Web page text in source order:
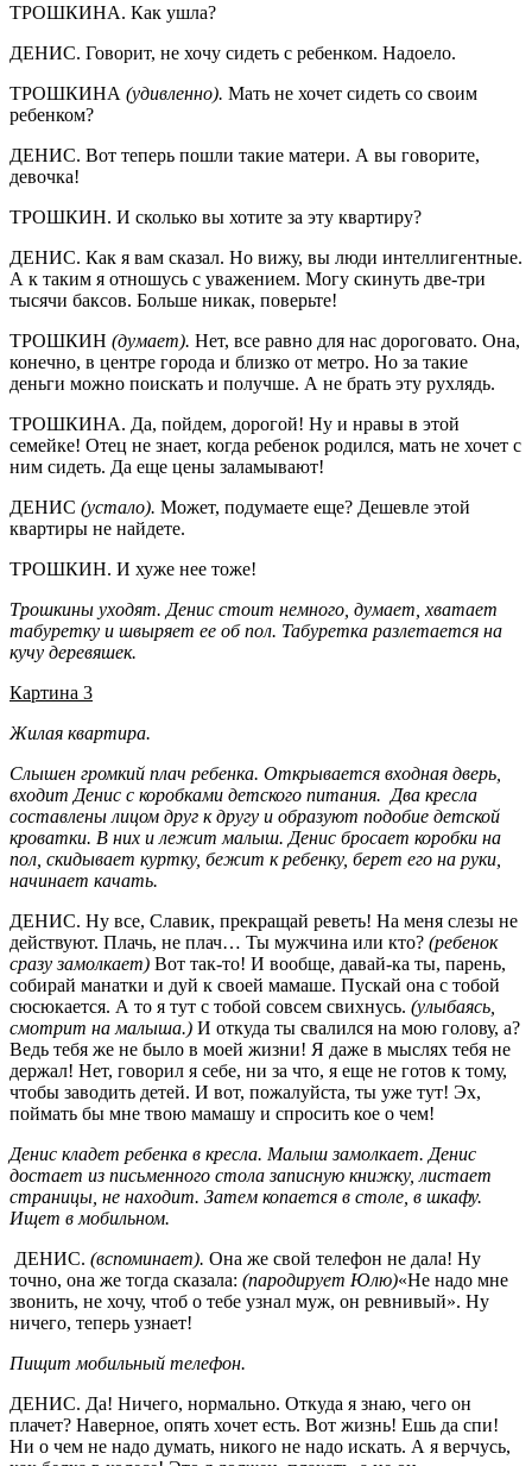
ТРОШКИНА. Как ушла?
ДЕНИС. Говорит, не хочу сидеть с ребенком. Надоело.
ТРОШКИНА (удивленно). Мать не хочет сидеть со своим
ребенком?
ДЕНИС. Вот теперь пошли такие матери. А вы говорите,
девочка!
ТРОШКИН. И сколько вы хотите за эту квартиру?
ДЕНИС. Как я вам сказал. Но вижу, вы люди интеллигентные.
А к таким я отношусь с уважением. Могу скинуть две-три
тысячи баксов. Больше никак, поверьте!
ТРОШКИН (думает). Нет, все равно для нас дороговато. Она,
конечно, в центре города и близко от метро. Но за такие
деньги можно поискать и получше. А не брать эту рухлядь.
ТРОШКИНА. Да, пойдем, дорогой! Ну и нравы в этой
семейке! Отец не знает, когда ребенок родился, мать не хочет с
ним сидеть. Да еще цены заламывают!
ДЕНИС (устало). Может, подумаете еще? Дешевле этой
квартиры не найдете.
ТРОШКИН. И хуже нее тоже!
Трошкины уходят. Денис стоит немного, думает, хватает
табуретку и швыряет ее об пол. Табуретка разлетается на
кучу деревяшек.
Картина 3
Жилая квартира.
Слышен громкий плач ребенка. Открывается входная дверь,
входит Денис с коробками детского питания. Два кресла
составлены лицом друг к другу и образуют подобие детской
кроватки. В них и лежит малыш. Денис бросает коробки на
пол, скидывает куртку, бежит к ребенку, берет его на руки,
начинает качать.
ДЕНИС. Ну все, Славик, прекращай реветь! На меня слезы не
действуют. Плачь, не плач… Ты мужчина или кто? (ребенок
сразу замолкает) Вот так-то! И вообще, давай-ка ты, парень,
собирай манатки и дуй к своей мамаше. Пускай она с тобой
сюсюкается. А то я тут с тобой совсем свихнусь. (улыбаясь,
смотрит на малыша.) И откуда ты свалился на мою голову, а?
Ведь тебя же не было в моей жизни! Я даже в мыслях тебя не
держал! Нет, говорил я себе, ни за что, я еще не готов к тому,
чтобы заводить детей. И вот, пожалуйста, ты уже тут! Эх,
поймать бы мне твою мамашу и спросить кое о чем!
Денис кладет ребенка в кресла. Малыш замолкает. Денис
достает из письменного стола записную книжку, листает
страницы, не находит. Затем копается в столе, в шкафу.
Ищет в мобильном.
ДЕНИС. (вспоминает). Она же свой телефон не дала! Ну
точно, она же тогда сказала: (пародирует Юлю)«Не надо мне
звонить, не хочу, чтоб о тебе узнал муж, он ревнивый». Ну
ничего, теперь узнает!
Пищит мобильный телефон.
ДЕНИС. Да! Ничего, нормально. Откуда я знаю, чего он
плачет? Наверное, опять хочет есть. Вот жизнь! Ешь да спи!
Ни о чем не надо думать, никого не надо искать. А я верчусь,